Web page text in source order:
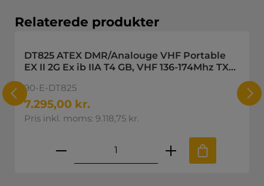
Spring produktgalleriet over
Relaterede produkter
mængde eller brug knapperne
DT825 ATEX DMR/Analouge VHF Portable
EX II 2G Ex ib IIA T4 GB, VHF 136-174Mhz TX
90-E-DT825
7.295,00 kr.
Pris inkl. moms: 9.118,75 kr.
Produktmængde: Indtast den